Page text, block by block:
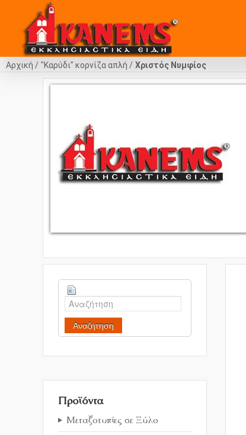
Αρχική "Καρύδι" κορνίζα απλή Χριστός Νυμφίος
Αναζήτηση
Προϊόντα
Μεταξοτυπίες σε Ξύλο